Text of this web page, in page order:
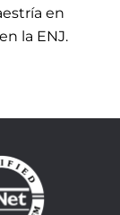
en
la ENJ.